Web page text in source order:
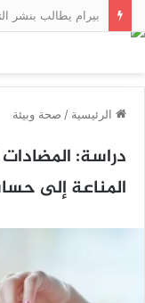
الرئيسية / صحة وبيئة
دراسة:
المناعة إلى